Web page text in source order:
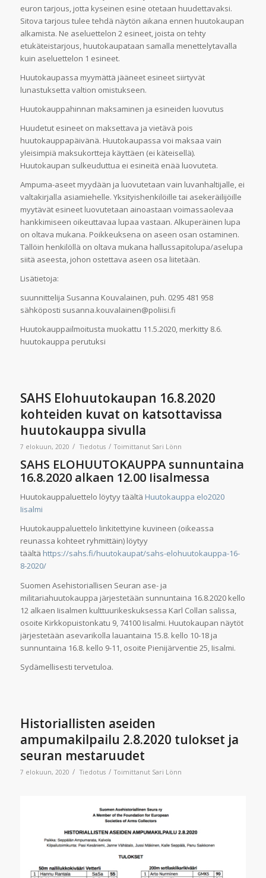
euron tarjous, jotta kyseinen esine otetaan huudettavaksi.
Sitova tarjous tulee tehdä näytön aikana ennen huutokaupan
alkamista. Ne aseluettelon 2 esineet, joista on tehty
etukäteistarjous, huutokaupataan samalla menettelytavalla
kuin aseluettelon 1 esineet.
Huutokaupassa myymättä jääneet esineet siirtyvät
lunastuksetta valtion omistukseen.
Huutokauppahinnan maksaminen ja esineiden luovutus
Huudetut esineet on maksettava ja vietävä pois
huutokauppapäivänä. Huutokaupassa voi maksaa vain
yleisimpiä maksukortteja käyttäen (ei käteisellä).
Huutokaupan sulkeuduttua ei esineitä enää luovuteta.
Ampuma-aseet myydään ja luovutetaan vain luvanhaltijalle, ei
valtakirjalla asiamiehelle. Yksityishenkilöille tai asekeräilijöille
myytävät esineet luovutetaan ainoastaan voimassaolevaa
hankkimiseen oikeuttavaa lupaa vastaan. Alkuperäinen lupa
on oltava mukana. Poikkeuksena on aseen osan ostaminen.
Tällöin henkilöllä on oltava mukana hallussapitolupa/aselupa
siitä aseesta, johon ostettava aseen osa liitetään.
Lisätietoja:
suunnittelija Susanna Kouvalainen, puh. 0295 481 958
sähköposti susanna.kouvalainen@poliisi.fi
Huutokauppailmoitusta muokattu 11.5.2020, merkitty 8.6.
huutokauppa perutuksi
SAHS Elohuutokaupan 16.8.2020
kohteiden kuvat on katsottavissa
huutokauppa sivulla
7 elokuun, 2020 / Tiedotus / Toimittanut Sari Lönn
SAHS ELOHUUTOKAUPPA sunnuntaina
16.8.2020 alkaen 12.00 Iisalmessa
Huutokauppaluettelo löytyy täältä Huutokauppa elo2020
Iisalmi
Huutokauppaluettelo linkitettyine kuvineen (oikeassa
reunassa kohteet ryhmittäin) löytyy
täältä https://sahs.fi/huutokaupat/sahs-elohuutokauppa-16-
8-2020/
Suomen Asehistoriallisen Seuran ase- ja
militariahuutokauppa järjestetään sunnuntaina 16.8.2020 kello
12 alkaen Iisalmen kulttuurikeskuksessa Karl Collan salissa,
osoite Kirkkopuistonkatu 9, 74100 Iisalmi. Huutokaupan näytöt
järjestetään asevarikolla lauantaina 15.8. kello 10-18 ja
sunnuntaina 16.8. kello 9-11, osoite Pienijärventie 25, Iisalmi.
Sydämellisesti tervetuloa.
Historiallisten aseiden
ampumakilpailu 2.8.2020 tulokset ja
seuran mestaruudet
7 elokuun, 2020 / Tiedotus / Toimittanut Sari Lönn